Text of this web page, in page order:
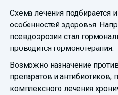
Схема лечения подбирается
особенностей здоровья.
псевдоэрозии стал
проводится гормонотерапия.
Возможно назначение
препаратов и антибиотиков,
комплексного лечения